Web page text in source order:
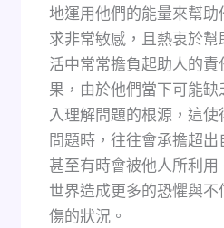
地運用他們的能量來幫
求非常敏感，且熱衷於
活中常常擔負起助人的
果，由於他們當下可能
入理解問題的根源，這
問題時，往往會承擔超出
甚至有時會被他人所利
世界造成更多的恐懼與
傷的狀況。